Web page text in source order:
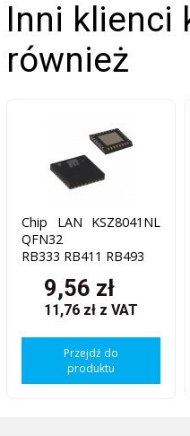
Inni klienci
również
Chip LAN KSZ8041NL
QFN32
RB333 RB411 RB493
9,56 zł
11,76 zł z VAT
Przejdź do
produktu